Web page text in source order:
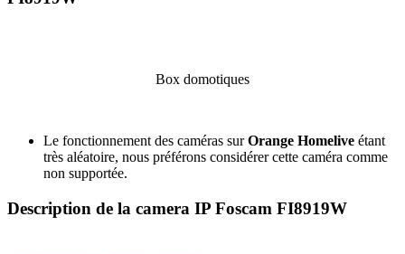
Box domotiques
Le fonctionnement des caméras surOrange Homelive étant
très aléatoire, nous préférons considérer cette caméra comme
non supportée.
Description de la camera IP Foscam FI8919W